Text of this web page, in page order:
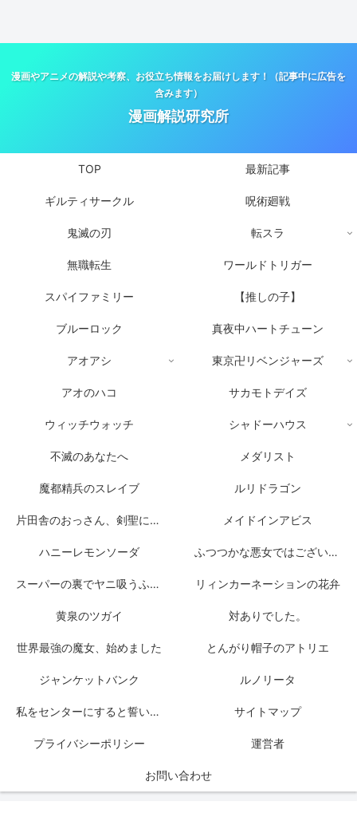
漫画やアニメの解説や考察、お役立ち情報をお届けします！（記事中に広告を
含みます）
漫画解説研究所
TOP 最新記事
ギルティサークル 呪術廻戦
鬼滅の刃 転スラ
無職転生 ワールドトリガー
スパイファミリー 【推しの子】
ブルーロック 真夜中ハートチューン
アオアシ 東京卍リベンジャーズ
アオのハコ サカモトデイズ
ウィッチウォッチ シャドーハウス
不滅のあなたへ メダリスト
魔都精兵のスレイブ ルリドラゴン
片田舎のおっさん、剣聖になる メイドインアビス
ハニーレモンソーダ ふつつかな悪女ではございますが
スーパーの裏でヤニ吸うふたり リィンカーネーションの花弁
黄泉のツガイ 対ありでした。
世界最強の魔女、始めました とんがり帽子のアトリエ
ジャンケットバンク ルノリータ
私をセンターにすると誓いますか？ サイトマップ
プライバシーポリシー 運営者
お問い合わせ